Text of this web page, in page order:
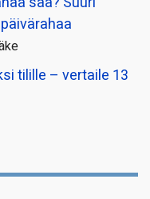
tilille – vertaile 13